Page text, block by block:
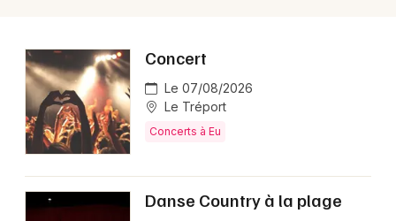
Concert
Le 07/08/2026
Le Tréport
Concerts à Eu
Danse Country à la plage